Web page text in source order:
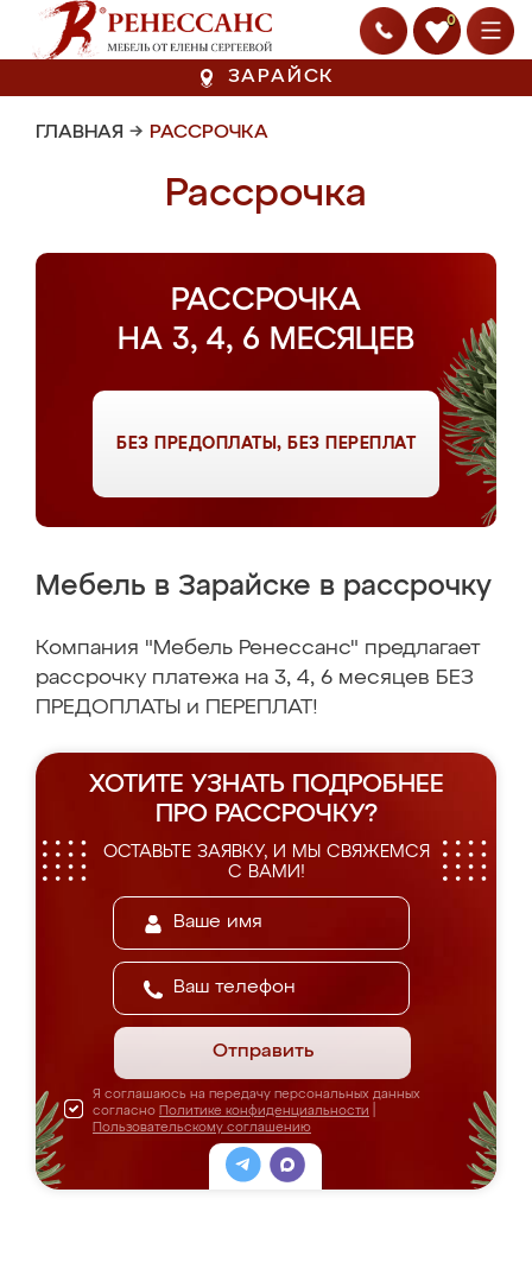
0
ЗАРАЙСК
ГЛАВНАЯ → РАССРОЧКА
Рассрочка
РАССРОЧКА
НА 3, 4, 6 МЕСЯЦЕВ
БЕЗ ПРЕДОПЛАТЫ, БЕЗ ПЕРЕПЛАТ
Мебель в Зарайске в рассрочку
Компания "Мебель Ренессанс" предлагает
рассрочку платежа на 3, 4, 6 месяцев БЕЗ
ПРЕДОПЛАТЫ и ПЕРЕПЛАТ!
ХОТИТЕ УЗНАТЬ ПОДРОБНЕЕ
ПРО РАССРОЧКУ?
ОСТАВЬТЕ ЗАЯВКУ, И МЫ СВЯЖЕМСЯ
С ВАМИ!
Отправить
Я соглашаюсь на передачу персональных данных
согласно Политике конфиденциальности
Пользовательскому соглашению